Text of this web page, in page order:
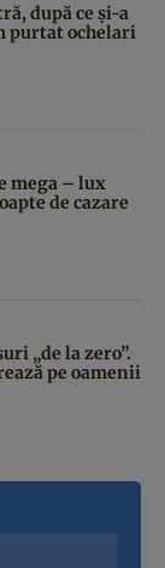
după ce și-a
purtat ochelari
mega – lux
de cazare
„de la zero”.
pe oamenii